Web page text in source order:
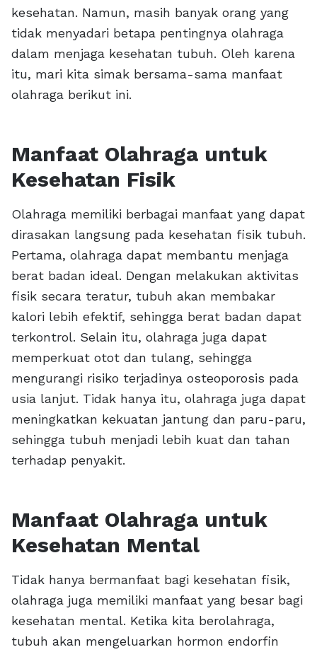
kesehatan. Namun, masih banyak orang yang
tidak menyadari betapa pentingnya olahraga
dalam menjaga kesehatan tubuh. Oleh karena
itu, mari kita simak bersama-sama manfaat
olahraga berikut ini.
Manfaat Olahraga untuk
Kesehatan Fisik
Olahraga memiliki berbagai manfaat yang dapat
dirasakan langsung pada kesehatan fisik tubuh.
Pertama, olahraga dapat membantu menjaga
berat badan ideal. Dengan melakukan aktivitas
fisik secara teratur, tubuh akan membakar
kalori lebih efektif, sehingga berat badan dapat
terkontrol. Selain itu, olahraga juga dapat
memperkuat otot dan tulang, sehingga
mengurangi risiko terjadinya osteoporosis pada
usia lanjut. Tidak hanya itu, olahraga juga dapat
meningkatkan kekuatan jantung dan paru-paru,
sehingga tubuh menjadi lebih kuat dan tahan
terhadap penyakit.
Manfaat Olahraga untuk
Kesehatan Mental
Tidak hanya bermanfaat bagi kesehatan fisik,
olahraga juga memiliki manfaat yang besar bagi
kesehatan mental. Ketika kita berolahraga,
tubuh akan mengeluarkan hormon endorfin